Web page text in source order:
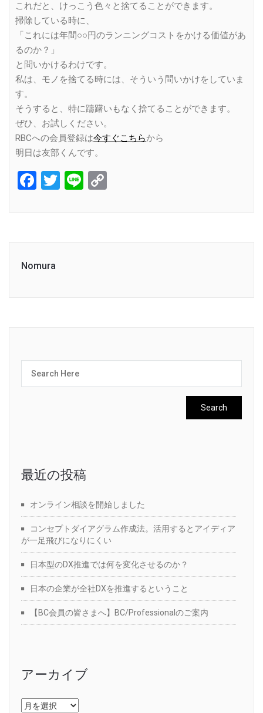
これだと、けっこう色々と捨てることができます。
掃除している時に、
「これには年間○○円のランニングコストをかける価値があ
るのか？」
と問いかけるわけです。
私は、モノを捨てる時には、そういう問いかけをしていま
す。
そうすると、特に躊躇いもなく捨てることができます。
ぜひ、お試しください。
RBCへの会員登録は今すぐこちらから
明日は友部くんです。
Facebook
Twitter
Line
Nomura
最近の投稿
オンライン相談を開始しました
コンセプトダイアグラム作成法。活用するとアイディア
が一足飛びになりにくい
日本型のDX推進では何を変化させるのか？
日本の企業が全社DXを推進するということ
【BC会員の皆さまへ】BC/Professionalのご案内
アーカイブ
ア